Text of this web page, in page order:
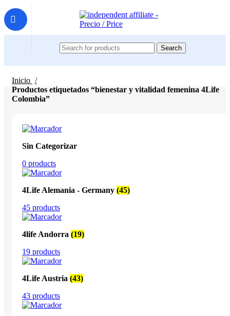
Search
Inicio
Productos etiquetados “bienestar y vitalidad femenina 4Life
Colombia”
Sin Categorizar
0 products
4Life Alemania - Germany (45)
45 products
4life Andorra (19)
19 products
4Life Austria (43)
43 products